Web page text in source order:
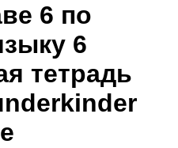
6 по
6
тетрадь